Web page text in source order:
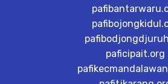
paficipait.org